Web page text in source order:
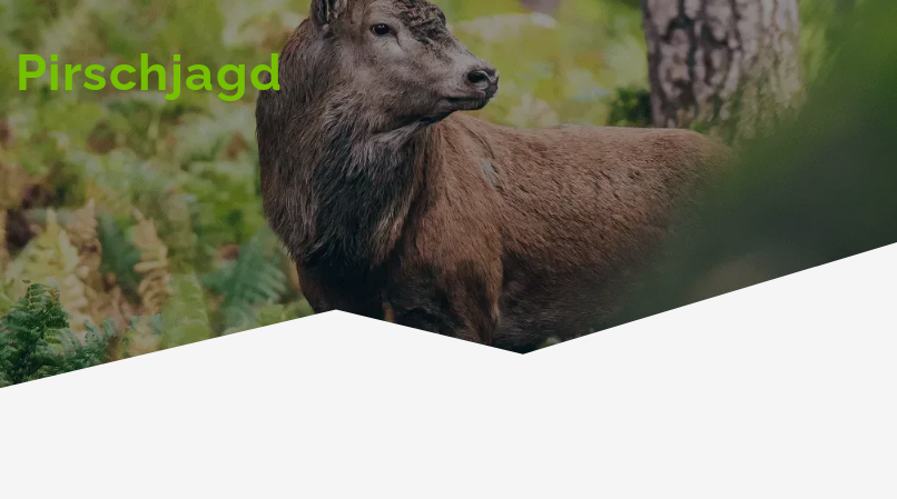
Pirschjagd